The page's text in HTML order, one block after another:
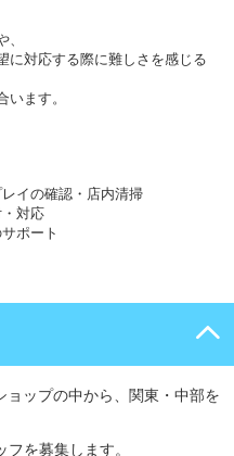
に対応する際に難しさを感じる
います。
イの確認・店内清掃
対応
ポート
ップの中から、関東・中部を
を募集します。